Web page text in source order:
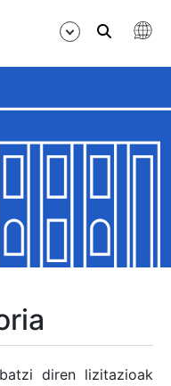
diren lizitazioak